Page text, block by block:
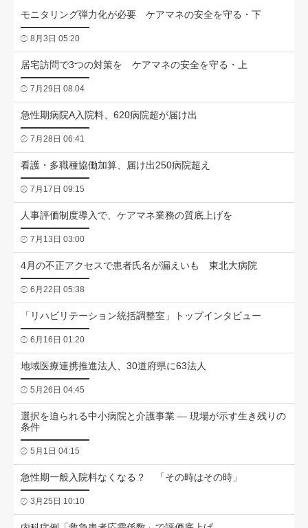
モニタリング弾力化が必要 ケアマネの安全を守る・下
8月3日 05:20
居宅訪問で3つの対策を ケアマネの安全を守る・上
7月29日 08:04
急性期病院A入院料、620病院超が届け出
7月28日 06:41
看護・多職種協働加算、届け出250病院超え
7月17日 09:15
人事評価制度導入で、ケアマネ業務の質底上げを
7月13日 03:00
4月の不正アクセスで患者氏名が漏えいも 東北大病院
6月22日 05:38
「リハビリテーション統括調整室」トップインタビュー
6月16日 01:20
地域医療連携推進法人、30道府県に63法人
5月26日 04:45
選択を迫られる中小病院と介護事業 ― 現場が示す生き残りの
条件
5月1日 04:15
急性期一般入院料なくなる？ 「その時はその時」
3月25日 10:10